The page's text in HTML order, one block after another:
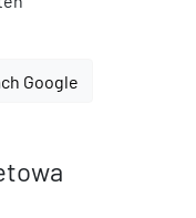
Google